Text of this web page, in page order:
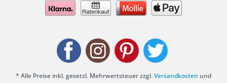
* Alle Preise inkl. gesetzl. Mehrwertsteuer zzgl.Versandkosten und